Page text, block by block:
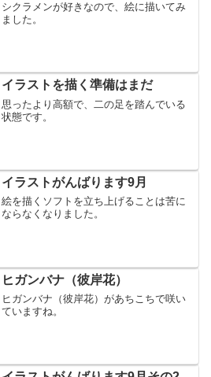
シクラメンが好きなので、絵に描いてみ
ました。
イラストを描く準備はまだ
思ったより高額で、二の足を踏んでいる
状態です。
イラストがんばります9月
絵を描くソフトを立ち上げることは苦に
ならなくなりました。
ヒガンバナ（彼岸花）
ヒガンバナ（彼岸花）があちこちで咲い
ていますね。